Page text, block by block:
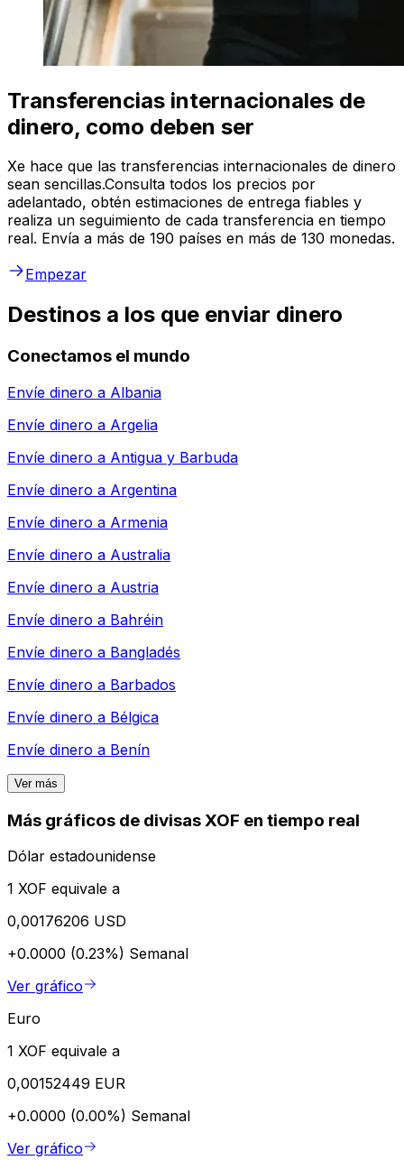
Transferencias internacionales de
dinero, como deben ser
Xe hace que las transferencias internacionales de dinero
sean sencillas.Consulta todos los precios por
adelantado, obtén estimaciones de entrega fiables y
realiza un seguimiento de cada transferencia en tiempo
real. Envía a más de 190 países en más de 130 monedas.
Empezar
Destinos a los que enviar dinero
Conectamos el mundo
Envíe dinero a Albania
Envíe dinero a Argelia
Envíe dinero a Antigua y Barbuda
Envíe dinero a Argentina
Envíe dinero a Armenia
Envíe dinero a Australia
Envíe dinero a Austria
Envíe dinero a Bahréin
Envíe dinero a Bangladés
Envíe dinero a Barbados
Envíe dinero a Bélgica
Envíe dinero a Benín
Ver más
Más gráficos de divisas XOF en tiempo real
Dólar estadounidense
1 XOF equivale a
0,00176206 USD
+0.0000 (0.23%) Semanal
Ver gráfico
Euro
1 XOF equivale a
0,00152449 EUR
+0.0000 (0.00%) Semanal
Ver gráfico